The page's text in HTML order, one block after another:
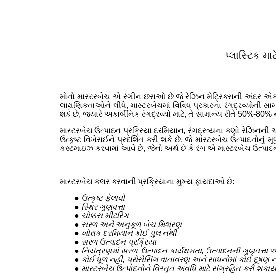
પ્લાસ્ટિક
મોનો માસ્ટરબેચ એ રંગીન છરાઓ છે જે રેઝિન મેટ્રિક્સની અંદર
લાક્ષણિકતાઓને લીધે, માસ્ટરબેચમાં વિવિધ પ્રકારના રંગદ્રવ્યોની
શકે છે, જ્યારે અકાર્બનિક રંગદ્રવ્યો માટે, તે સામાન્ય રીતે 50%-
માસ્ટરબેચ ઉત્પાદન પ્રક્રિયા દરમિયાન, રંગદ્રવ્યના કણો
ઉત્કૃષ્ટ વિખેરાઈને પ્રદર્શિત કરી શકે છે, જે માસ્ટરબેચ
કસ્ટમાઇઝ કરવામાં આવે છે, જેનો અર્થ છે કે રંગ એ માસ્ટરબેચ
માસ્ટરબેચ કલર કરવાની પ્રક્રિયાના મુખ્ય ફાયદાઓ છે:
● ઉત્કૃષ્ટ ફેલાવો
● સ્થિર ગુણવત્તા
● ચોક્કસ મીટરિંગ
● સરળ અને અનુકૂળ બેચ મિશ્રણ
● ખોરાક દરમિયાન કોઈ પુલ નથી
● સરળ ઉત્પાદન પ્રક્રિયા
● નિયંત્રણમાં સરળ, ઉત્પાદન કાર્યક્ષમતા, ઉત્પાદનની ગુણવત્તા
● કોઈ ધૂળ નહીં, પ્રોસેસિંગ વાતાવરણ અને સાધનોમાં કોઈ દૂષણ
● માસ્ટરબેચ ઉત્પાદનોને વિસ્તૃત અવધિ માટે સંગ્રહિત કરી